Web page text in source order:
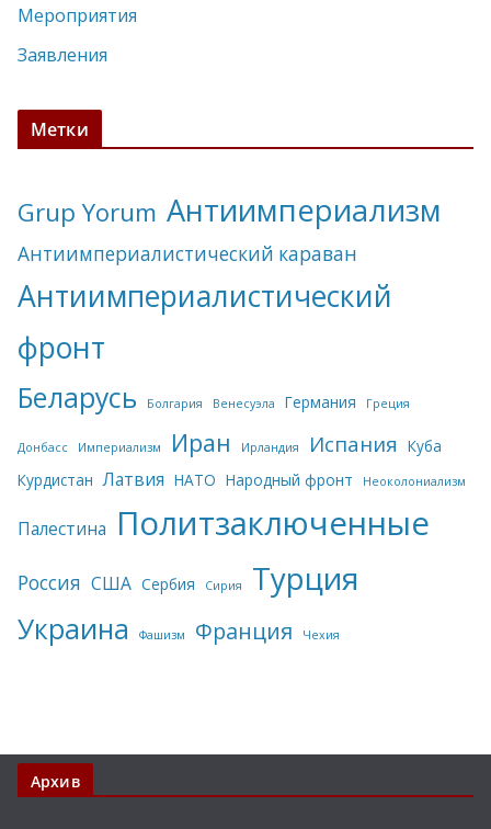
Мероприятия
Заявления
Метки
Grup Yorum Антиимпериализм
Антиимпериалистический караван
Антиимпериалистический
фронт
Беларусь Болгария Венесуэла Германия Греция
Донбасс Империализм Иран Ирландия Испания Куба
Курдистан Латвия НАТО Народный фронт Неоколониализм
Палестина Политзаключенные
Россия США Сербия Сирия Турция
Украина Фашизм Франция Чехия
Архив